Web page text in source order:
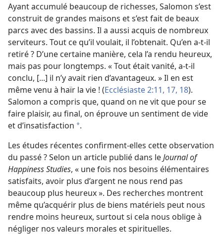
Ayant accumulé beaucoup de richesses, Salomon s’est
construit de grandes maisons et s’est fait de beaux
parcs avec des bassins. Il a aussi acquis de nombreux
serviteurs. Tout ce qu’il voulait, il l’obtenait. Qu’en a-t-il
retiré ? D’une certaine manière, cela l’a rendu heureux,
mais pas pour longtemps. « Tout était vanité, a-t-il
conclu, [...] il n’y avait rien d’avantageux. » Il en est
même venu à haïr la vie ! (Ecclésiaste 2:11, 17, 18).
Salomon a compris que, quand on ne vit que pour se
faire plaisir, au final, on éprouve un sentiment de vide
et d’insatisfaction *.
Les études récentes confirment-elles cette observation
du passé ? Selon un article publié dans leJournal of
Happiness Studies, « une fois nos besoins élémentaires
satisfaits, avoir plus d’argent ne nous rend pas
beaucoup plus heureux ». Des recherches montrent
même qu’acquérir plus de biens matériels peut nous
rendre moins heureux, surtout si cela nous oblige à
négliger nos valeurs morales et spirituelles.